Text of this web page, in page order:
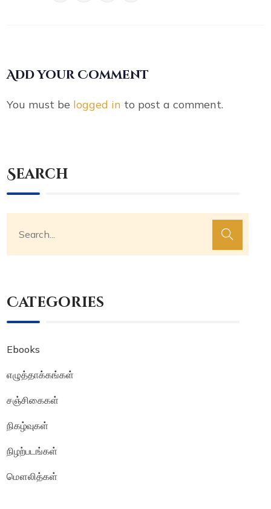
Add your Comment
You must be logged in to post a comment.
Search
Categories
Ebooks
எழுத்தாக்கங்கள்
சஞ்சிகைகள்
நிகழ்வுகள்
நிழற்படங்கள்
மௌலித்கள்